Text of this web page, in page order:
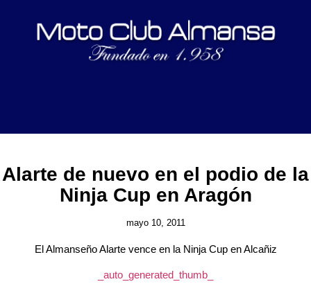
Alarte de nuevo en el podio de la
Ninja Cup en Aragón
mayo 10, 2011
El Almanseño Alarte vence en la Ninja Cup en Alcañiz
_auto_generated_thumb_